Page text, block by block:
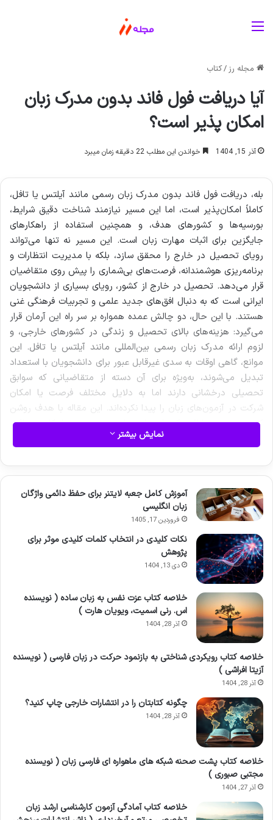
مجله رز/کتاب
آیا دریافت فول فاند بدون مدرک زبان
امکان پذیر است؟
آذر 15, 1404 خواندن این مطلب 22 دقیقه زمان میبرد
بله، دریافت فول فاند بدون مدرک زبان رسمی مانند آیلتس یا تافل،
کاملاً امکان‌پذیر است، اما این مسیر نیازمند شناخت دقیق شرایط،
بورسیه‌ها و کشورهای هدف، و همچنین استفاده از راهکارهای
جایگزین برای اثبات مهارت زبان است. این مسیر نه تنها می‌تواند
رویای تحصیل در خارج را محقق سازد، بلکه با مدیریت انتظارات و
برنامه‌ریزی هوشمندانه، فرصت‌های بی‌شماری را پیش روی متقاضیان
قرار می‌دهد. تحصیل در خارج از کشور، رویای بسیاری از دانشجویان
ایرانی است که به دنبال افق‌های جدید علمی و تجربیات فرهنگی غنی
هستند. با این حال، دو چالش عمده همواره بر سر راه این آرمان قرار
می‌گیرد: هزینه‌های بالای تحصیل و زندگی در کشورهای خارجی، و
لزوم ارائه مدرک زبان رسمی بین‌المللی مانند آیلتس یا تافل. این
موانع، گاهی اوقات به سدی غیرقابل عبور برای دانشجویان با استعداد
تبدیل می‌شوند، به‌ویژه برای آن دسته از متقاضیانی که سوابق
تحصیلی درخشانی دارند اما به دلایل مختلف فرصت یا امکان
شرکت در آزمون‌های زبان را پیدا نکرده‌اند. این مقاله با هدف روشن
کردن مسیر و ارائه یک راهنمای جامع، به بررسی امکان دریافت
بورسیه‌های فول فاند بدون نیاز به مدرک زبان می‌پردازد. ما در اینجا
وجود دارند، بلکه انواع این بورسیه‌ها، کشورهای پیشرو در ارائه آن‌ها،
راهکارهای جایگزین برای اثبات مهارت زبان، و مراحل گام به گام برای
افزایش شانس موفقیت را به تفصیل شرح خواهیم داد. این راهنما
به شما کمک می‌کند تا با دیدی واقع‌بینانه اما امیدوارکننده،
برنامه‌ریزی دقیقی برای آینده تحصیلی خود در خارج از کشور داشته
باشید.
مفهوم “فول فاند” و “بدون مدرک زبان”
را دقیق‌تر بشناسید
نمایش بیشتر
آموزش کامل جعبه لایتنر برای حفظ دائمی واژگان
زبان انگلیسی
فروردین 17, 1405
نکات کلیدی در انتخاب کلمات کلیدی موثر برای
پژوهش
دی 13, 1404
خلاصه کتاب عزت نفس به زبان ساده ( نویسنده
اس. رنی اسمیت، ویویان هارت )
آذر 28, 1404
خلاصه کتاب رویکردی شناختی به بازنمود حرکت در زبان فارسی ( نویسنده
آزیتا افراشی )
آذر 28, 1404
چگونه کتابتان را در انتشارات خارجی چاپ کنید؟
آذر 28, 1404
خلاصه کتاب پشت صحنه شبکه های ماهواره ای فارسی زبان ( نویسنده
مجتبی صبوری )
آذر 27, 1404
خلاصه کتاب آمادگی آزمون کارشناسی ارشد زبان